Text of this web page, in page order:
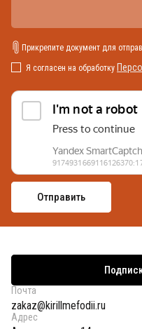
Прикрепите документ для
Я согласен на обработку
Почта
zakaz@kirillmefodii.ru
Адрес